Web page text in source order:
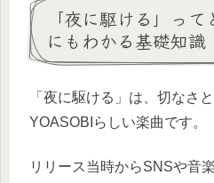
「夜に駆ける」っ
にもわかる基礎知識
「夜に駆ける」は、切なさ
YOASOBIらしい楽曲です。
リリース当時からSNSや音